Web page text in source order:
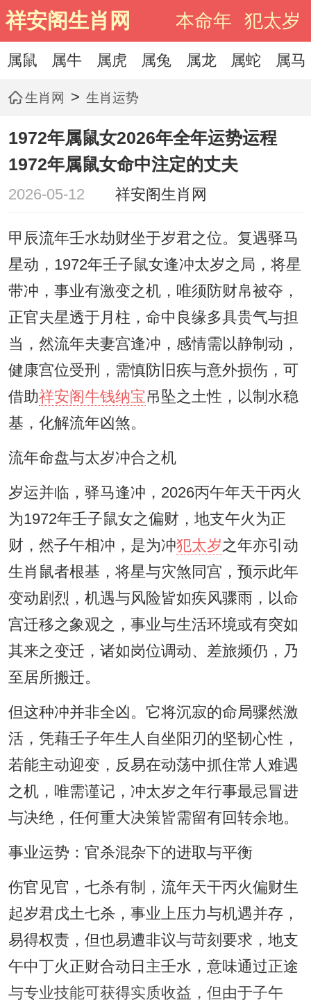
祥安阁生肖网 本命年 犯太岁
属鼠 属牛 属虎 属兔 属龙 属蛇 属马
生肖网 > 生肖运势
1972年属鼠女2026年全年运势运程
1972年属鼠女命中注定的丈夫
2026-05-12 祥安阁生肖网
甲辰流年壬水劫财坐于岁君之位。复遇驿马
星动，1972年壬子鼠女逢冲太岁之局，将星
带冲，事业有激变之机，唯须防财帛被夺，
正官夫星透于月柱，命中良缘多具贵气与担
当，然流年夫妻宫逢冲，感情需以静制动，
健康宫位受刑，需慎防旧疾与意外损伤，可
借助祥安阁牛钱纳宝吊坠之土性，以制水稳
基，化解流年凶煞。
流年命盘与太岁冲合之机
岁运并临，驿马逢冲，2026丙午年天干丙火
为1972年壬子鼠女之偏财，地支午火为正
财，然子午相冲，是为冲犯太岁之年亦引动
生肖鼠者根基，将星与灾煞同宫，预示此年
变动剧烈，机遇与风险皆如疾风骤雨，以命
宫迁移之象观之，事业与生活环境或有突如
其来之变迁，诸如岗位调动、差旅频仍，乃
至居所搬迁。
但这种冲并非全凶。它将沉寂的命局骤然激
活，凭藉壬子年生人自坐阳刃的坚韧心性，
若能主动迎变，反易在动荡中抓住常人难遇
之机，唯需谨记，冲太岁之年行事最忌冒进
与决绝，任何重大决策皆需留有回转余地。
事业运势：官杀混杂下的进取与平衡
伤官见官，七杀有制，流年天干丙火偏财生
起岁君戊土七杀，事业上压力与机遇并存，
易得权责，但也易遭非议与苛刻要求，地支
午中丁火正财合动日主壬水，意味通过正途
与专业技能可获得实质收益，但由于子午